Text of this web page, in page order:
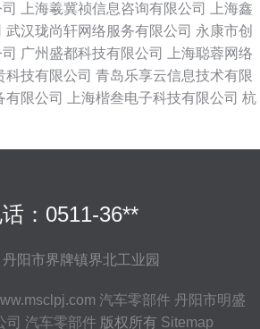
上海羲冀祯信息咨询有限公司
上海鑫
武汉珑尚轩网络服务有限公司 永康市创
广州盛都科技有限公司
上海聪蓉网络
科技有限公司 青岛乐享云信息技术有限
有限公司 上海楷叁电子科技有限公司 杭
：0511-36**
阳市界牌镇界北工业园
汽车零部件 丹阳市明盛
司 汽车零部件版权所有 Sitemap